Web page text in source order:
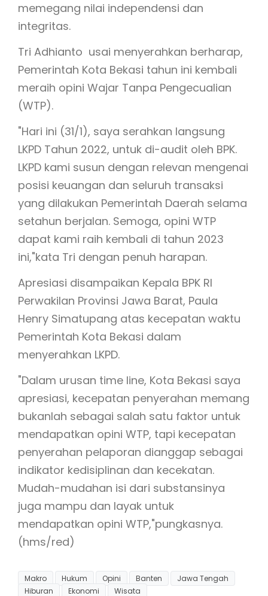
memegang nilai independensi dan
integritas.
Tri Adhianto usai menyerahkan berharap,
Pemerintah Kota Bekasi tahun ini kembali
meraih opini Wajar Tanpa Pengecualian
(WTP).
"Hari ini (31/1), saya serahkan langsung
LKPD Tahun 2022, untuk di-audit oleh BPK.
LKPD kami susun dengan relevan mengenai
posisi keuangan dan seluruh transaksi
yang dilakukan Pemerintah Daerah selama
setahun berjalan. Semoga, opini WTP
dapat kami raih kembali di tahun 2023
ini,"kata Tri dengan penuh harapan.
Apresiasi disampaikan Kepala BPK RI
Perwakilan Provinsi Jawa Barat, Paula
Henry Simatupang atas kecepatan waktu
Pemerintah Kota Bekasi dalam
menyerahkan LKPD.
"Dalam urusan time line, Kota Bekasi saya
apresiasi, kecepatan penyerahan memang
bukanlah sebagai salah satu faktor untuk
mendapatkan opini WTP, tapi kecepatan
penyerahan pelaporan dianggap sebagai
indikator kedisiplinan dan kecekatan.
Mudah-mudahan isi dari substansinya
juga mampu dan layak untuk
mendapatkan opini WTP,"pungkasnya.
(hms/red)
Makro Hukum Opini Banten
Jawa Tengah
Hiburan
Ekonomi Wisata